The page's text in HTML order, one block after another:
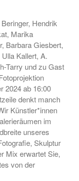
Feed
Hendrik
Marika
Barbara Giesbert,
Kallert, A.
Tarry und zu Gast
2024 ab 16:00
denkt manch
Künstler*innen
im
unseres
Skulptur
Mix erwartet Sie,
von der